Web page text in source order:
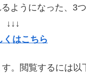
ようになった、3
↓↓↓
はこちら
。閲覧するには